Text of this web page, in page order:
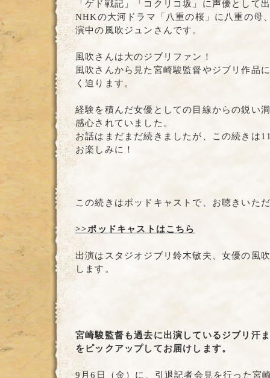
「ゲド戦記」「コクリコ坂」に声優として
NHKの大河ドラマ「八重の桜」に八重の母
演中の風吹ジュンさんです。
風吹さんは大のジブリファン！
風吹さんから見た宮崎駿監督やジブリ作品
く迫ります。
経験を積んだ女優としての目線からの鋭い
感心されていました。
お話はまだまだ続きましたが、この続きは
お楽しみに！
この続きはポッドキャストで、お聴きいた
>>ポッドキャストはこちら
出演はスタジオジブリ鈴木敏夫、女優の風
します。
宮崎駿監督も過去に出演しているジブリ汗
をピックアップしてお届けします。
9月6日（金）に、引退記者会見を行った宮